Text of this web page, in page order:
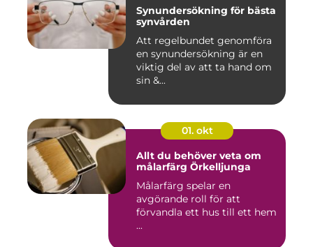
Synundersökning för bästa
synvården
Att regelbundet genomföra
en synundersökning är en
viktig del av att ta hand om
sin &...
01. okt
Allt du behöver veta om
målarfärg Örkelljunga
Målarfärg spelar en
avgörande roll för att
förvandla ett hus till ett hem
...